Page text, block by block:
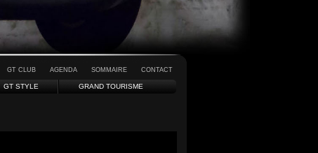
GT CLUB AGENDA SOMMAIRE CONTACT
GT STYLE GRAND TOURISME